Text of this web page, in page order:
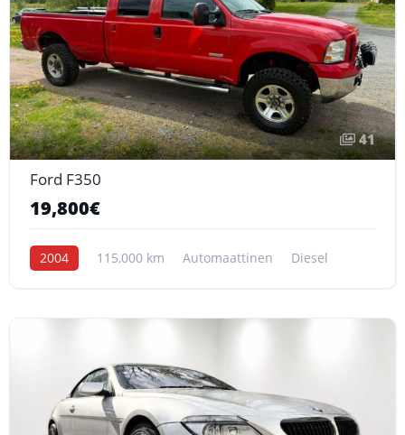
41
Ford F350
19,800€
2004 115,000 km Automaattinen Diesel